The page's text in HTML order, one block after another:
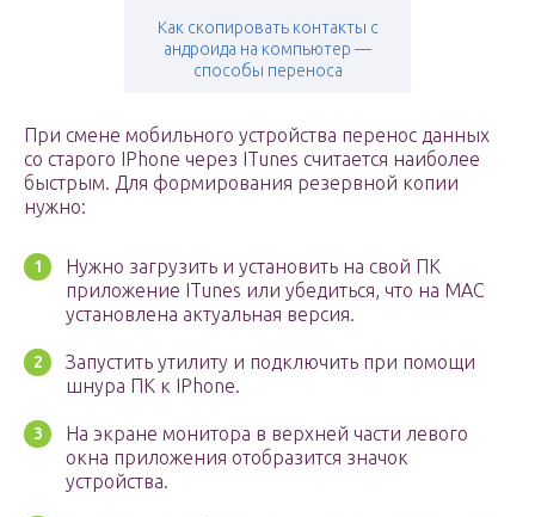
Как скопировать контакты с
андроида на компьютер —
способы переноса
При смене мобильного устройства перенос данных
со старого IPhone через ITunes считается наиболее
быстрым. Для формирования резервной копии
нужно:
Нужно загрузить и установить на свой ПК
приложение ITunes или убедиться, что на МАС
установлена актуальная версия.
Запустить утилиту и подключить при помощи
шнура ПК к IPhone.
На экране монитора в верхней части левого
окна приложения отобразится значок
устройства.